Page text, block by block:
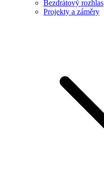
Bezdrátový rozhlas
Projekty a záměry